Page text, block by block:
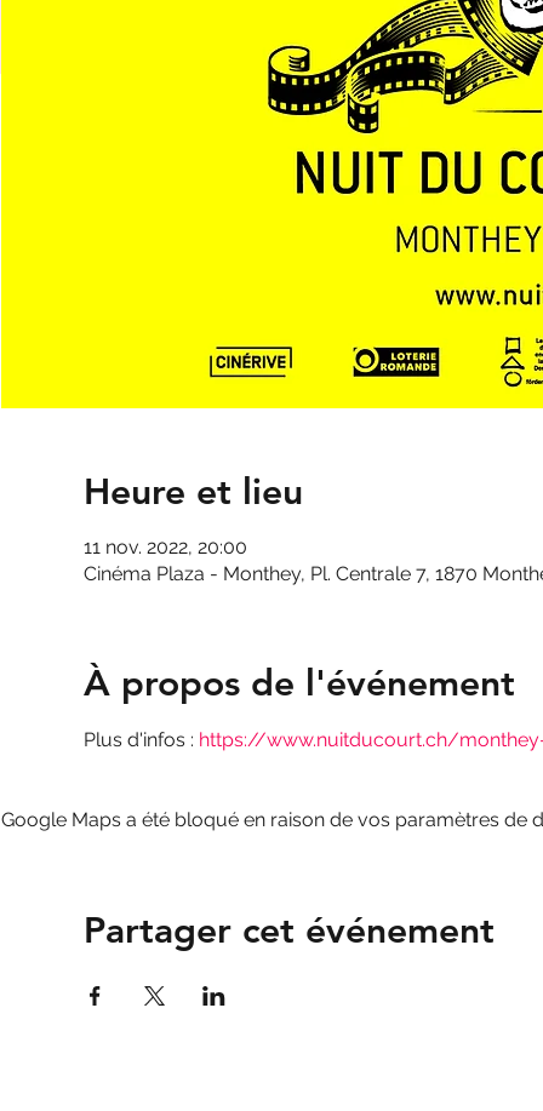
Heure et lieu
11 nov. 2022, 20:00
Cinéma Plaza - Monthey, Pl. Centrale 7, 1870
À propos de l'événement
Plus d'infos : https://www.nuitducourt.ch/
Google Maps a été bloqué en raison de vos paramètres de
Partager cet événement